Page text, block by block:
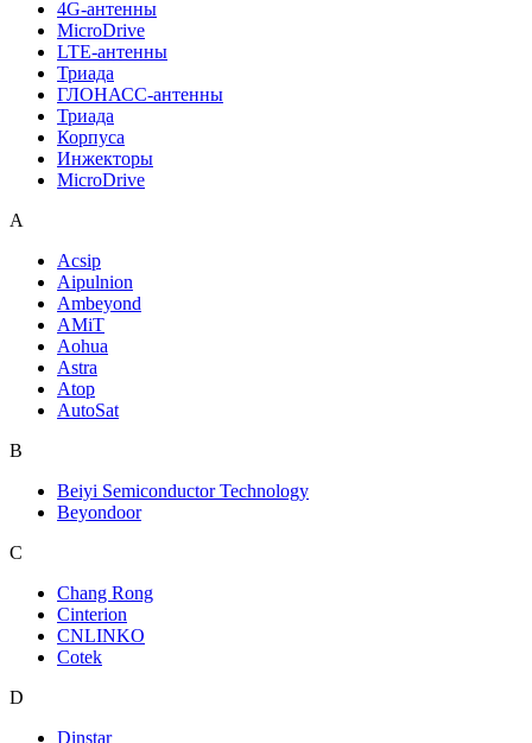
4G-антенны
MicroDrive
LTE-антенны
Триада
ГЛОНАСС-антенны
Триада
Корпуса
Инжекторы
MicroDrive
A
Acsip
Aipulnion
Ambeyond
AMiT
Aohua
Astra
Atop
AutoSat
B
Beiyi Semiconductor Technology
Beyondoor
C
Chang Rong
Cinterion
CNLINKO
Cotek
D
Dinstar